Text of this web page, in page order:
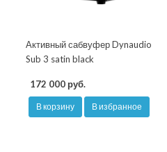
Активный сабвуфер Dynaudio
Sub 3 satin black
172 000 руб.
В корзину В избранное